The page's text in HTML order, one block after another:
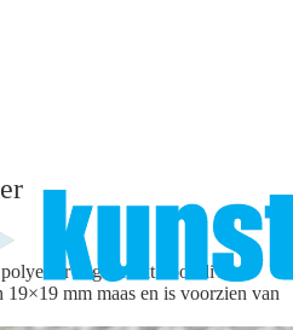
is geschikt voor diverse
19×19 mm maas en is voorzien van